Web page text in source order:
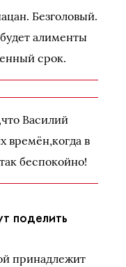
Безголовый.
алименты
срок.
Василий
времён,когда в
беспокойно!
поделить
принадлежит